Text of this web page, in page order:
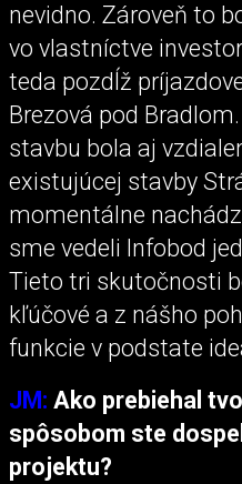
nevidno. Zároveň to
vo vlastníctve
teda pozdĺž
Brezová pod
stavbu bola aj
existujúcej stavby
momentálne
sme vedeli Infobod
Tieto tri skutočnosti
kľúčové a z nášho
funkcie v podstate
JM: Ako prebiehal
spôsobom ste
projektu?